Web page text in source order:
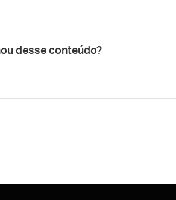
desse conteúdo?